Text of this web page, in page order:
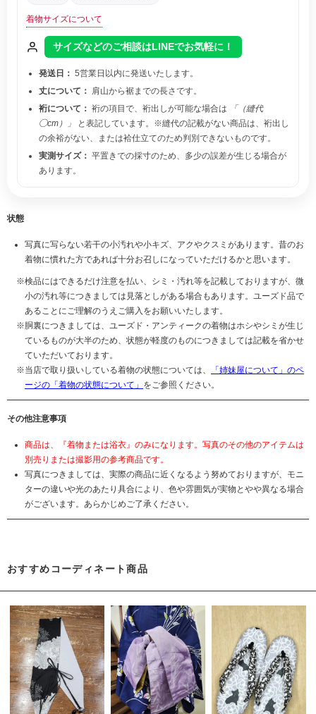
着物サイズについて
サイズなどのご相談はLINEでお気軽に！
発送日： 5営業日以内に発送いたします。
丈について： 肩山から裾までの長さです。
裄について： 裄の項目で、裄出しが可能な場合は
「（縫代
◯cm）」
と表記しています。※縫代の記載がない商品は、裄出し
の余裕がない、または袷仕立てのため判別できないものです。
実測サイズ： 平置きでの採寸のため、多少の誤差が生じる場合が
あります。
状態
写真に写らない若干の小汚れや小キズ、アクやクスミがあります。昔のお
着物に慣れた方であれば十分お召しになっていただけるかと思います。
検品にはできるだけ注意を払い、シミ・汚れ等を記載しておりますが、微
小の汚れ等につきましては見落としがある場合もあります。ユーズド品で
あることにご理解のうえご購入をお願いいたします。
胴裏につきましては、ユーズド・アンティークの着物はホシやシミが生じ
ているものが大半のため、状態が軽度のものにつきましては記載を省かせ
ていただいております。
当店で取り扱いしている着物の状態については、
「姉妹屋について」のペ
ージの「着物の状態について」 をご参照ください。
その他注意事項
商品は、『着物または浴衣』のみになります。写真のその他のアイテムは
別売りまたは撮影用の参考商品です。
写真につきましては、実際の商品に近くなるよう努めておりますが、モニ
ターの違いや光のあたり具合により、色や雰囲気が実物とやや異なる場合
がございます。あらかじめご了承ください。
おすすめコーディネート商品